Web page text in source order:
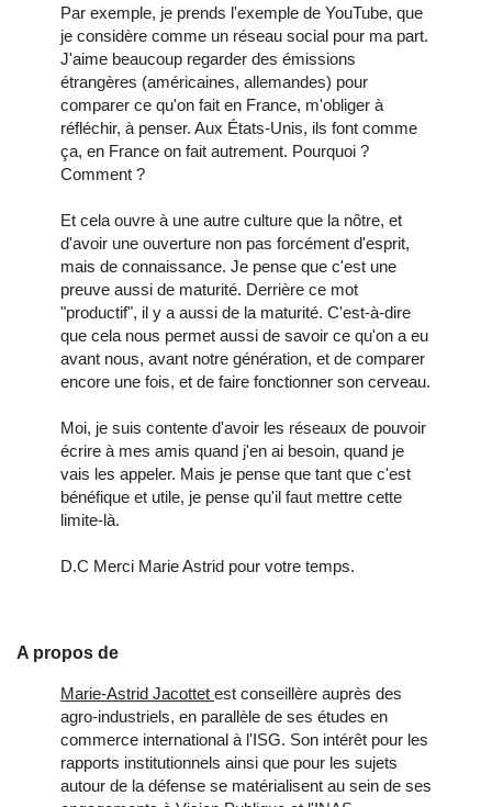
Par exemple, je prends l'exemple de YouTube, que
je considère comme un réseau social pour ma part.
J'aime beaucoup regarder des émissions
étrangères (américaines, allemandes) pour
comparer ce qu'on fait en France, m'obliger à
réfléchir, à penser. Aux États-Unis, ils font comme
ça, en France on fait autrement. Pourquoi ?
Comment ?
Et cela ouvre à une autre culture que la nôtre, et
d'avoir une ouverture non pas forcément d'esprit,
mais de connaissance. Je pense que c'est une
preuve aussi de maturité. Derrière ce mot
"productif", il y a aussi de la maturité. C'est-à-dire
que cela nous permet aussi de savoir ce qu'on a eu
avant nous, avant notre génération, et de comparer
encore une fois, et de faire fonctionner son cerveau.
Moi, je suis contente d'avoir les réseaux de pouvoir
écrire à mes amis quand j'en ai besoin, quand je
vais les appeler. Mais je pense que tant que c'est
bénéfique et utile, je pense qu'il faut mettre cette
limite-là.
D.C Merci Marie Astrid pour votre temps.
A propos de
Marie-Astrid Jacottet est conseillère auprès des
agro-industriels, en parallèle de ses études en
commerce international à l'ISG. Son intérêt pour les
rapports institutionnels ainsi que pour les sujets
autour de la défense se matérialisent au sein de ses